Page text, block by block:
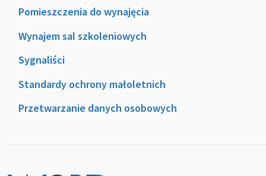
Pomieszczenia do wynajęcia
Wynajem sal szkoleniowych
Sygnaliści
Standardy ochrony małoletnich
Przetwarzanie danych osobowych